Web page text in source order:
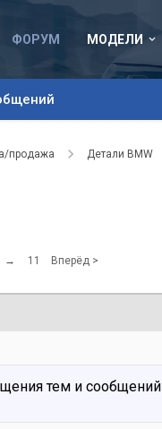
ФОРУМ МОДЕЛИ
продажа Детали BMW
→ 11 Вперёд >
тем и сообщений